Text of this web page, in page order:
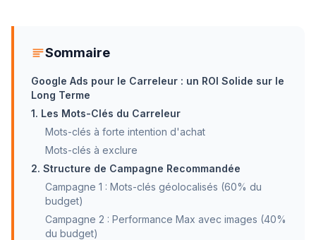
Sommaire
Google Ads pour le Carreleur : un ROI Solide sur le
Long Terme
1. Les Mots-Clés du Carreleur
Mots-clés à forte intention d'achat
Mots-clés à exclure
2. Structure de Campagne Recommandée
Campagne 1 : Mots-clés géolocalisés (60% du
budget)
Campagne 2 : Performance Max avec images (40%
du budget)